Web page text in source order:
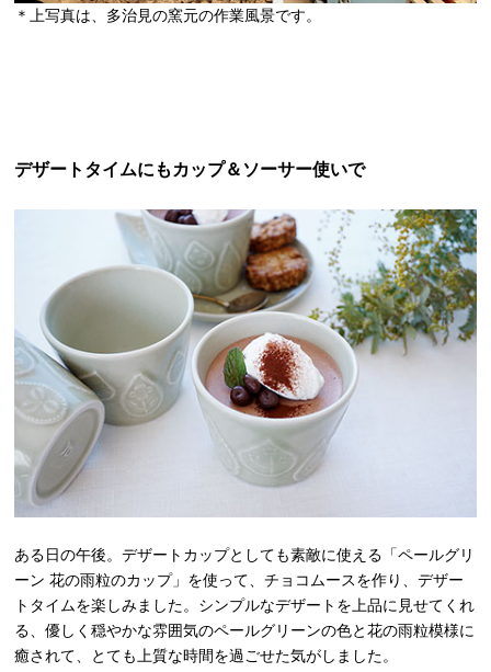
＊上写真は、多治見の窯元の作業風景です。
デザートタイムにもカップ＆ソーサー使いで
ある日の午後。デザートカップとしても素敵に使える「ペールグリ
ーン 花の雨粒のカップ」を使って、チョコムースを作り、デザー
トタイムを楽しみました。シンプルなデザートを上品に見せてくれ
る、優しく穏やかな雰囲気のペールグリーンの色と花の雨粒模様に
癒されて、とても上質な時間を過ごせた気がしました。